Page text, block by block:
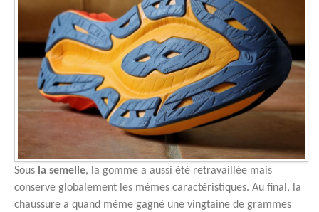
Sous la semelle, la gomme a aussi été retravaillée mais
conserve globalement les mêmes caractéristiques. Au final, la
chaussure a quand même gagné une vingtaine de grammes